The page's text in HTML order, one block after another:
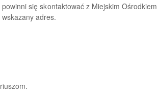
się skontaktować z Miejskim Ośrodkiem
adres.